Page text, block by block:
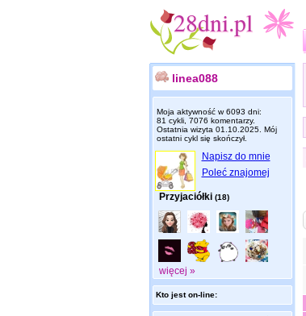
linea088
Moja aktywność w 6093 dni:
81 cykli, 7076 komentarzy.
Ostatnia wizyta 01.10.2025. Mój
ostatni cykl się skończył.
Napisz do mnie
Poleć znajomej
Przyjaciółki (18)
więcej »
Kto jest on-line: